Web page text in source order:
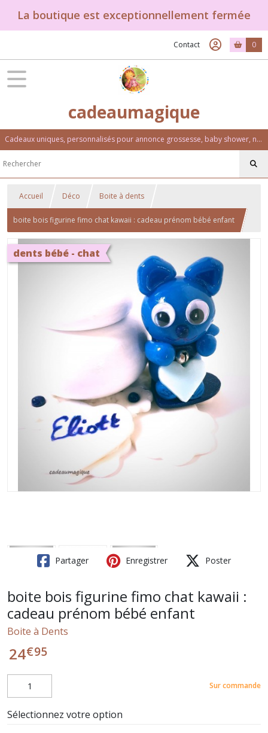
La boutique est exceptionnellement fermée
Contact 0
cadeaumagique
Cadeaux uniques, personnalisés pour annonce grossesse, baby shower, naissance, baptême, anniversaire. Un univers féérique et coloré.
Accueil Déco Boite à dents
boite bois figurine fimo chat kawaii : cadeau prénom bébé enfant
dents bébé - chat
Partager Enregistrer Poster
boite bois figurine fimo chat kawaii :
cadeau prénom bébé enfant
Boite à Dents
24€95
Sur commande
Sélectionnez votre option